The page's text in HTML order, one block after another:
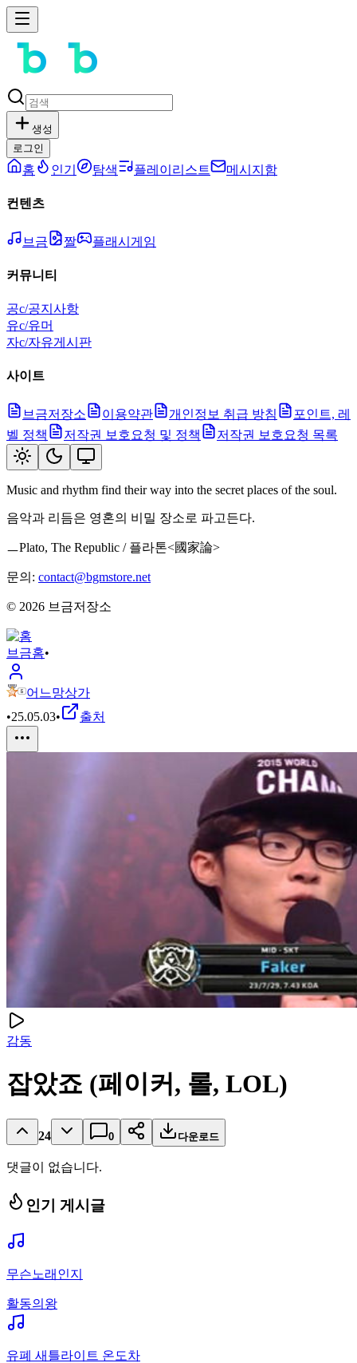
생성
로그인
홈 인기 탐색 플레이리스트 메시지함
컨텐츠
브금 짤 플래시게임
커뮤니티
공c/공지사항
유c/유머
자c/자유게시판
사이트
브금저장소 이용약관 개인정보 취급 방침
포인트, 레
벨 정책
저작권 보호요청 및 정책 저작권 보호요청 목록
Music and rhythm find their way into the secret places of the soul.
음악과 리듬은 영혼의 비밀 장소로 파고든다.
ㅡPlato, The Republic / 플라톤<國家論>
문의: contact@bgmstore.net
© 2026 브금저장소
브금홈•
어느망상가
•25.05.03• 출처
감동
잡았죠 (페이커, 롤, LOL)
24 0 다운로드
댓글이 없습니다.
인기 게시글
무슨노래인지
활동의왕
유폐 새틀라이트 온도차